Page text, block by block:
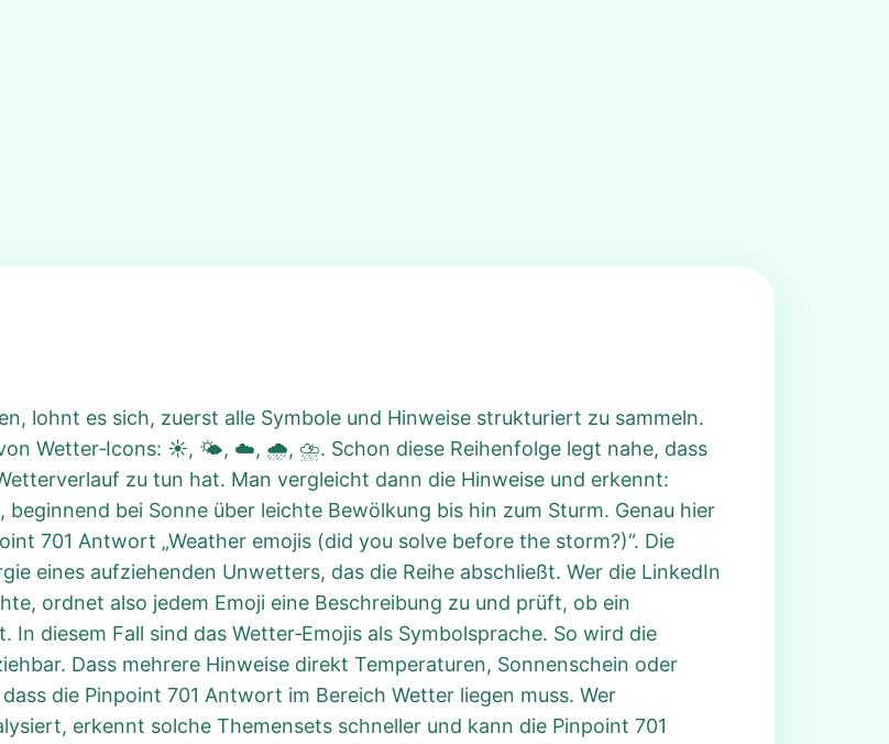
lohnt es sich, zuerst alle Symbole und Hinweise strukturiert zu sammeln.
von Wetter‑Icons: ☀️, 🌤️, ☁️, 🌧️, ⛈️. Schon diese Reihenfolge legt nahe, dass
zu tun hat. Man vergleicht dann die Hinweise und erkennt:
bei Sonne über leichte Bewölkung bis hin zum Sturm. Genau hier
701 Antwort „Weather emojis (did you solve before the storm?)“. Die
eines aufziehenden Unwetters, das die Reihe abschließt. Wer die LinkedIn
ordnet also jedem Emoji eine Beschreibung zu und prüft, ob ein
diesem Fall sind das Wetter‑Emojis als Symbolsprache. So wird die
Dass mehrere Hinweise direkt Temperaturen, Sonnenschein oder
die Pinpoint 701 Antwort im Bereich Wetter liegen muss. Wer
erkennt solche Themensets schneller und kann die Pinpoint 701